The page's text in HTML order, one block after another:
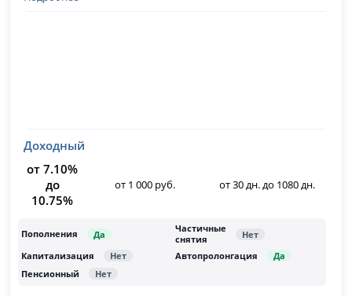
Доходный
от 7.10%
до
10.75%
от 1 000 руб. от 30 дн. до 1080 дн.